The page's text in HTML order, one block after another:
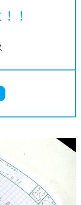
！